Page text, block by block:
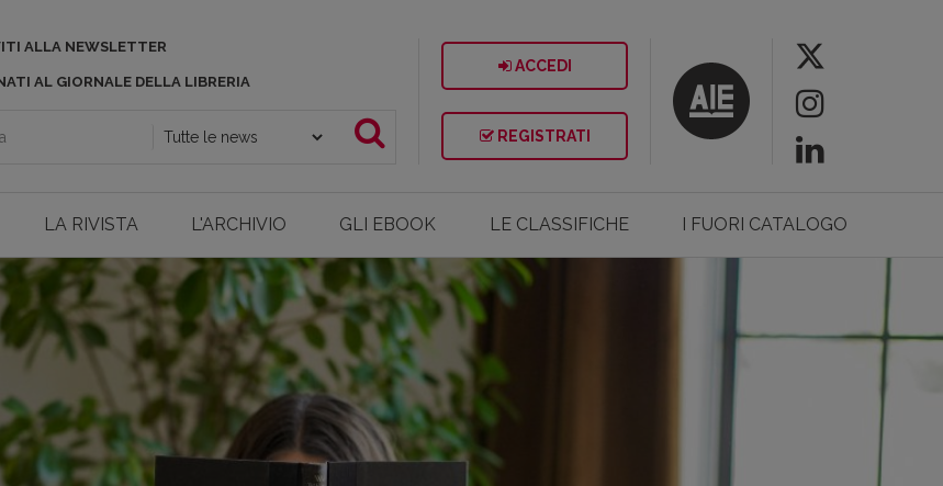
ALLA NEWSLETTER
AL GIORNALE DELLA LIBRERIA
ACCEDI
REGISTRATI
LA RIVISTA L'ARCHIVIO GLI EBOOK LE CLASSIFICHE I FUORI CATALOGO